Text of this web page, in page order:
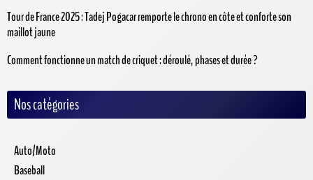
Tour de France 2025 : Tadej Pogacar remporte le chrono en côte et conforte son
maillot jaune
Comment fonctionne un match de criquet : déroulé, phases et durée ?
Nos catégories
Auto/Moto
Baseball